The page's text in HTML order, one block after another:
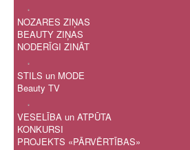
.
NOZARES ZIŅAS
BEAUTY ZIŅAS
NODERĪGI ZINĀT
.
STILS un MODE
Beauty TV
.
VESELĪBA un ATPŪTA
KONKURSI
PROJEKTS «PĀRVĒRTĪBAS»